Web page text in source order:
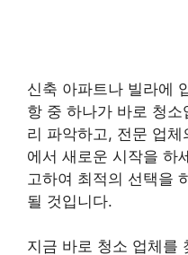
신축 아파트나 빌라에
항 중 하나가 바로 청소
리 파악하고, 전문 업
에서 새로운 시작을 하
고하여 최적의 선택을
될 것입니다.
지금 바로 청소 업체를